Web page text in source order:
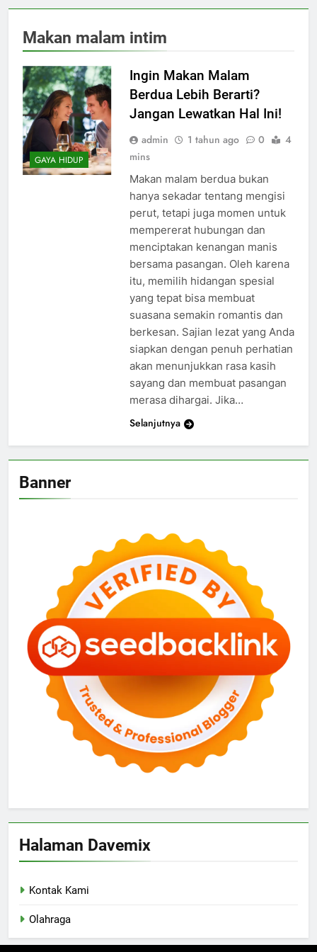
Makan malam intim
GAYA HIDUP
Ingin Makan Malam
Berdua Lebih Berarti?
Jangan Lewatkan Hal Ini!
admin 1 tahun ago 0
4
mins
Makan malam berdua bukan
hanya sekadar tentang mengisi
perut, tetapi juga momen untuk
mempererat hubungan dan
menciptakan kenangan manis
bersama pasangan. Oleh karena
itu, memilih hidangan spesial
yang tepat bisa membuat
suasana semakin romantis dan
berkesan. Sajian lezat yang Anda
siapkan dengan penuh perhatian
akan menunjukkan rasa kasih
sayang dan membuat pasangan
merasa dihargai. Jika…
Selanjutnya
Banner
Halaman Davemix
Kontak Kami
Olahraga